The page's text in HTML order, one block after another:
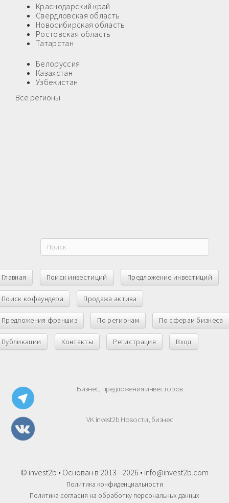
Краснодарский край
Свердловская область
Новосибирская область
Ростовская область
Татарстан
Белоруссия
Казахстан
Узбекистан
Все регионы
Главная Поиск инвестиций Предложение инвестиций
Поиск кофаундера Продажа актива
Предложения франшиз По регионам По сферам бизнеса
Публикации Контакты Регистрация Вход
Бизнес, предложения инвесторов
VK invest2b Новости, бизнес
© invest2b • Основан в 2013 - 2026 • info@invest2b.com
Политика конфиденциальности
Политика согласия на обработку персональных данных